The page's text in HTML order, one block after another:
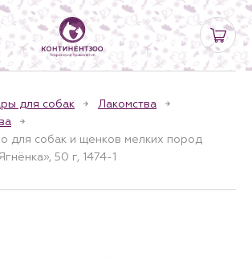
для собак
Лакомства
для собак и щенков мелких пород
50 г, 1474-1